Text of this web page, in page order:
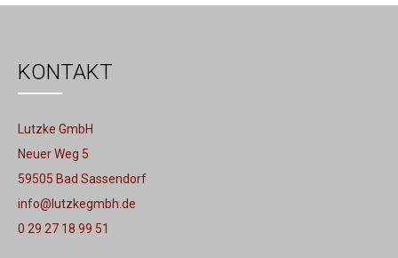
KONTAKT
Lutzke GmbH
Neuer Weg 5
59505 Bad Sassendorf
info@lutzkegmbh.de
0 29 27 18 99 51